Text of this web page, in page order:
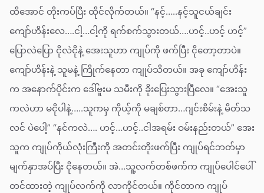
ထိအောင် တိုးကပ်ပြီး ထိုင်လိုက်တယ်။ “နင့်…..နင့်သူငယ်ချင်း
ကျော်ဟိန်းလေ….ငါ့…ငါ့ကို ရက်စက်သွားတယ်….ဟင့်..ဟင့် ဟင့်”
ပြောလဲပြော ငိုလဲငိုနဲ့ အေးသူဟာ ကျုပ်ကို ဖက်ပြီး ငိုတော့တာပဲ။
ကျော်ဟိန်းနဲ့ သူမနဲ့ ကြိုက်နေတာ ကျုပ်သိတယ်။ အခု ကျော်ဟိန်း
က အနောက်ပိုင်းက ဒေါ်ဗူးမ သမီးကို ခိုးပြေးသွားပြီလေ။ “အေးသူ
ကလဲဟာ မငိုပါနဲ့…..သူကမှ ကိုယ့်ကို မချစ်တာ…ဂျင်းစိမ်းနဲ့ မိတ်သ
လင် ပဲပေါ့” “နင်ကလဲ…. ဟင့်…ဟင့်..ငါအရမ်း ဝမ်းနည်းတယ်” အေး
သူက ကျုပ်ကိုယ်လုံးကြီးကို အတင်းတိုးဖက်ပြီး ကျုပ်ရင်ဘတ်မှာ
မျက်နှာအပ်ပြီး ငိုနေတယ်။ အဲ…သူ့လက်တစ်ဖက်က ကျုပ်ပေါင်ပေါ်
တင်ထားတဲ့ ကျုပ်လက်ကို လာကိုင်တယ်။ ကိုင်တာက ကျုပ်